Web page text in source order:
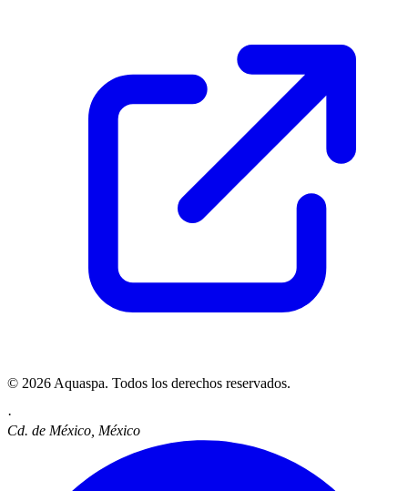
© 2026 Aquaspa. Todos los derechos reservados.
·
Cd. de México, México